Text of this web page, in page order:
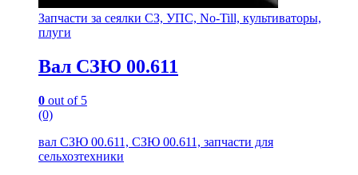
Запчасти за сеялки СЗ, УПС, No-Till, культиваторы,
плуги
Вал СЗЮ 00.611
0 out of 5
(0)
вал СЗЮ 00.611, СЗЮ 00.611, запчасти для
сельхозтехники